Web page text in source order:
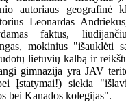
autoriaus geografinė
Leonardas
faktus,
mokinius "išauklėti
lietuvių kalbą ir
gimnazija yra JAV
Įstatymai!) siekia
bei Kanados kolegijas".